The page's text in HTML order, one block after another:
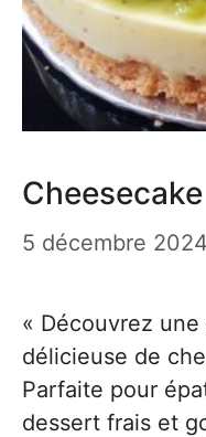
5 décembre 2024
« Découvrez
délicieuse de
Parfaite pour
dessert frais et